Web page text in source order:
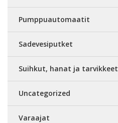
Pumppuautomaatit
Sadevesiputket
Suihkut, hanat ja tarvikkeet
Uncategorized
Varaajat